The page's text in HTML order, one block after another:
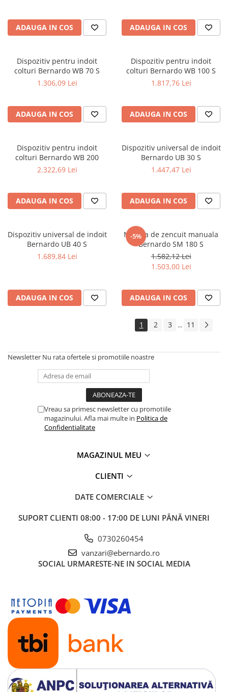
Masini electrice de filetat
Masini de gaurit cu talpa
magnetica
Instalatii de spalare a pieselor
Universale de strung si accesorii
pentru strunguri
Falci pentru 4 bacuri PS4/ PO4
Fălcile pentru 4-bacuri DK12
Mandrine independente
Mandrină cu 3 fălci din otel
Mandrină cu 4 fălci din fontă
Mandrină cu 4 fălci din otel
Instrumente de prindere
Fălci pentru PHV / VHV
Menghine
Mese rotative / mese inclinabile /
Papusa mobila / con de centrare
Instrumente de masurare
Afisaj digital
Indicator cadran / Baze magnetice
Micrometru
Micrometru de adancime
Prisma
Raportor
Set unelte de masurare
Instrumente de decupare
metalelor
Instrumente de frezat
Instrumente de găurit
ADAUGA IN COS ADAUGA IN COS
Dispozitiv pentru indoit
colturi Bernardo WB 70 S
1.306,09 Lei
ADAUGA IN COS
Dispozitiv pentru indoit
colturi Bernardo WB 100 S
1.817,76 Lei
ADAUGA IN COS
Dispozitiv pentru indoit
colturi Bernardo WB 200
2.322,69 Lei
ADAUGA IN COS
Dispozitiv universal de indoit
Bernardo UB 30 S
1.447,47 Lei
ADAUGA IN COS
Dispozitiv universal de indoit
Bernardo UB 40 S
1.689,84 Lei
ADAUGA IN COS
-5%
Masina de zencuit manuala
Bernardo SM 180 S
1.582,12 Lei
1.503,00 Lei
ADAUGA IN COS
1 2 3 ... 11
Newsletter Nu rata ofertele si promotiile noastre
Vreau sa primesc newsletter cu promotiile
magazinului. Afla mai multe in Politica de
Confidentialitate
MAGAZINUL MEU
CLIENTI
DATE COMERCIALE
SUPORT CLIENTI 08:00 - 17:00 DE LUNI PÂNĂ VINERI
0730260454
vanzari@ebernardo.ro
SOCIAL URMARESTE-NE IN SOCIAL MEDIA